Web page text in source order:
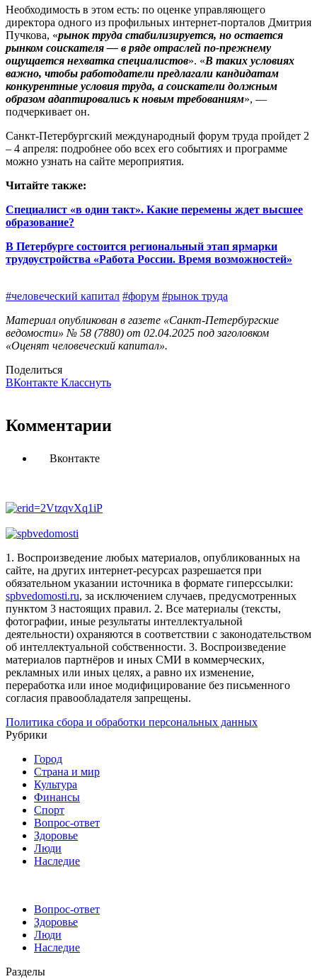
Необходимость в этом есть: по оценке управляющего
директора одного из профильных интернет-порталов Дмитрия
Пучкова, «рынок труда стабилизируется, но остается
рынком соискателя — в ряде отраслей по‑прежнему
ощущается нехватка специалис­тов». «В таких условиях
важно, чтобы работодатели предлагали кандидатам
конкурентные условия труда, а соискатели должным
образом адаптировались к новым требованиям», —
подчеркивает он.
Санкт‑Петербургский международный форум труда пройдет 2
– 4 апреля: подробнее обо всех его событиях и программе
можно узнать на сайте мероприятия.
Читайте также:
Специалист «в один такт». Какие перемены ждет высшее
образование?
В Петербурге состоится региональный этап ярмарки
трудоустройства «Работа России. Время возможностей»
#человеческий капитал #форум #рынок труда
Материал опубликован в газете «Санкт-Петербургские
ведомости» № 58 (7880) от 02.04.2025 под заголовком
«Оценят человеческий капитал».
Поделиться
ВКонтакте Класснуть
Комментарии
Вконтакте
1. Воспроизведение любых материалов, опубликованных на
сайте, на других интернет-ресурсах разрешается при
обязательном указании источника в формате гиперссылки:
spbvedomosti.ru, за исключением случаев, предусмотренных
пунктом 3 настоящих правил. 2. Все материалы (тексты,
фотографии, иные результаты интеллектуальной
деятельности) охраняются в соответствии с законодательством
об интеллектуальной собственности. 3. Воспроизведение
материалов партнёров и иных СМИ в коммерческих,
рекламных или иных целях, а равно их изменение,
переработка или иное модифицирование без письменного
согласия правообладателя запрещены.
Политика сбора и обработки персональных данных
Рубрики
Город
Страна и мир
Культура
Финансы
Спорт
Вопрос-ответ
Здоровье
Люди
Наследие
Вопрос-ответ
Здоровье
Люди
Наследие
Разделы